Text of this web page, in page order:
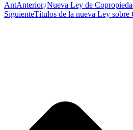
AntAnterior¿Nueva Ley de
SiguienteTítulos de la nueva Ley